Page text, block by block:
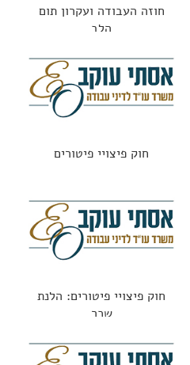
חוזה העבודה ועקרון תום
הלב
חוק פיצויי פיטורים
חוק פיצויי פיטורים: הלנת
שכר